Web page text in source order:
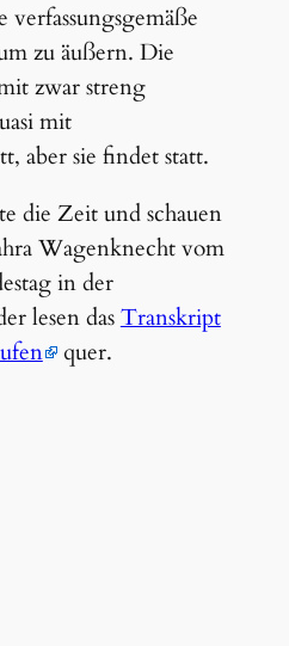
zu äußern. Die
zwar streng
mit
aber sie findet statt.
die Zeit und schauen
Wagenknecht vom
in der
lesen dasTranskript
quer.